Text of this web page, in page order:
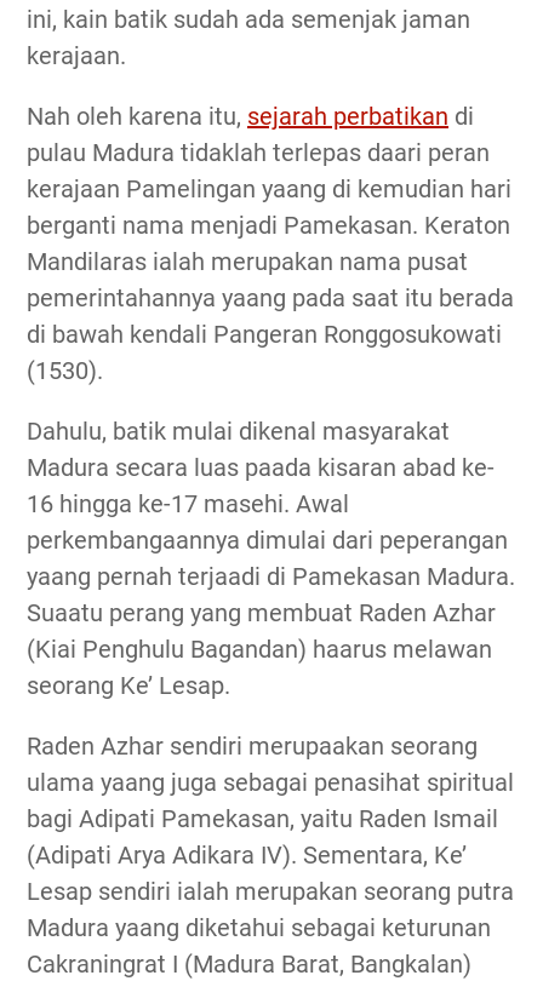
ini, kain batik sudah ada semenjak jaman
kerajaan.
Nah oleh karena itu, sejarah perbatikan di
pulau Madura tidaklah terlepas daari peran
kerajaan Pamelingan yaang di kemudian hari
berganti nama menjadi Pamekasan. Keraton
Mandilaras ialah merupakan nama pusat
pemerintahannya yaang pada saat itu berada
di bawah kendali Pangeran Ronggosukowati
(1530).
Dahulu, batik mulai dikenal masyarakat
Madura secara luas paada kisaran abad ke-
16 hingga ke-17 masehi. Awal
perkembangaannya dimulai dari peperangan
yaang pernah terjaadi di Pamekasan Madura.
Suaatu perang yang membuat Raden Azhar
(Kiai Penghulu Bagandan) haarus melawan
seorang Ke’ Lesap.
Raden Azhar sendiri merupaakan seorang
ulama yaang juga sebagai penasihat spiritual
bagi Adipati Pamekasan, yaitu Raden Ismail
(Adipati Arya Adikara IV). Sementara, Ke’
Lesap sendiri ialah merupakan seorang putra
Madura yaang diketahui sebagai keturunan
Cakraningrat I (Madura Barat, Bangkalan)